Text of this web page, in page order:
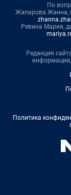
По
Жапарова Жанна,
Ревина Мария,
Редакция
Политика